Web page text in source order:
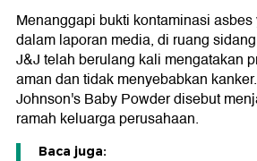
Menanggapi bukti kontaminasi
dalam laporan media, di ruang
J&J telah berulang kali mengatakan
aman dan tidak menyebabkan
Johnson's Baby Powder disebut
ramah keluarga perusahaan.
Baca juga: